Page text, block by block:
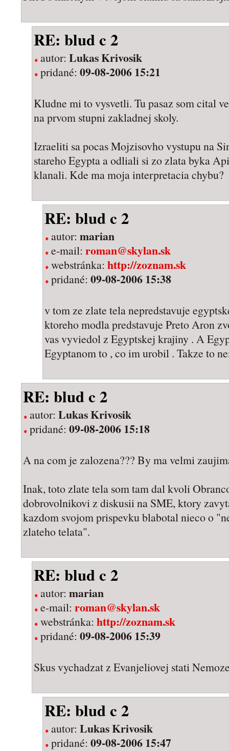
RE: blud c 2
autor: Lukas Krivosik
pridané: 09-08-2006 15:21
Kludne mi to vysvetli. Tu pasaz som cital
na prvom stupni zakladnej skoly.
Izraeliti sa pocas Mojzisovho vystupu na
stareho Egypta a odliali si zo zlata byka
klanali. Kde ma moja interpretacia chybu?
RE: blud c 2
autor: marian
e-mail: roman@skylan.sk
webstránka: http://zoznam.sk
pridané: 09-08-2006 15:38
v tom ze zlate tela nepredstavuje
ktoreho modla predstavuje Preto Aron
vas vyviedol z Egyptskej krajiny . A
Egyptanom to , co im urobil . Takze to
RE: blud c 2
autor: Lukas Krivosik
pridané: 09-08-2006 15:18
A na com je zalozena??? By ma velmi
Inak, toto zlate tela som tam dal kvoli
dobrovolnikovi z diskusii na SME, ktory
kazdom svojom prispevku blabotal nieco o
zlateho telata".
RE: blud c 2
autor: marian
e-mail: roman@skylan.sk
webstránka: http://zoznam.sk
pridané: 09-08-2006 15:39
Skus vychadzat z Evanjeliovej stati
RE: blud c 2
autor: Lukas Krivosik
pridané: 09-08-2006 15:47